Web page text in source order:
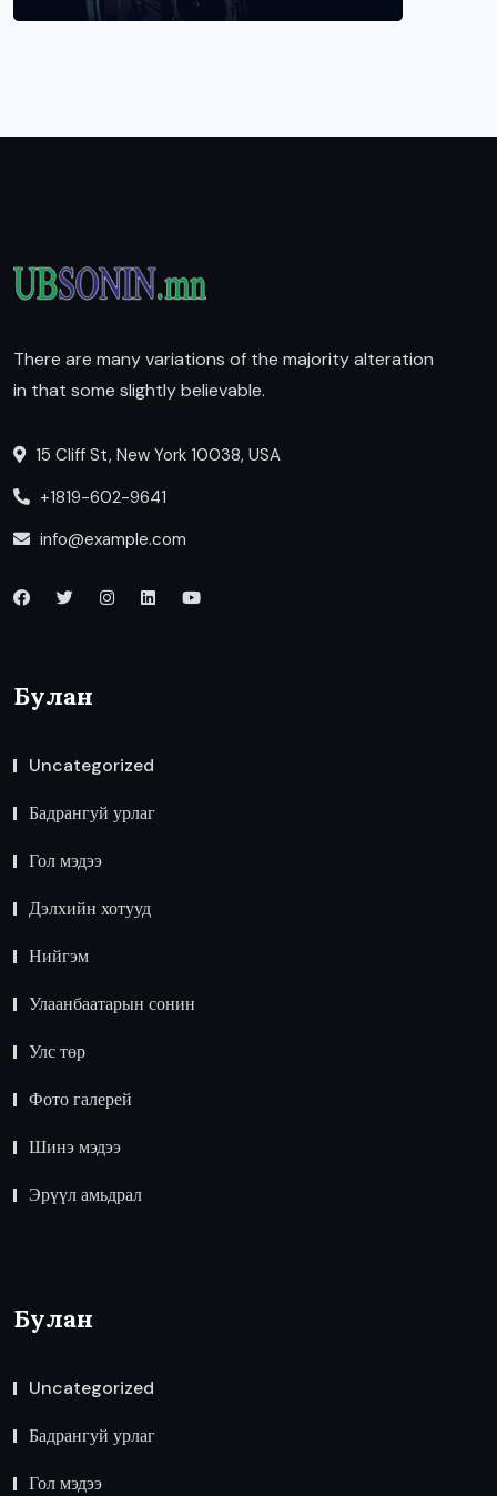
There are many variations of the majority alteration
in that some slightly believable.
15 Cliff St, New York 10038, USA
+1819-602-9641
info@example.com
Булан
Uncategorized
Бадрангуй урлаг
Гол мэдээ
Дэлхийн хотууд
Нийгэм
Улаанбаатарын сонин
Улс төр
Фото галерей
Шинэ мэдээ
Эрүүл амьдрал
Булан
Uncategorized
Бадрангуй урлаг
Гол мэдээ